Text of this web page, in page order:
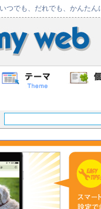
つでも、だれでも、かんたん